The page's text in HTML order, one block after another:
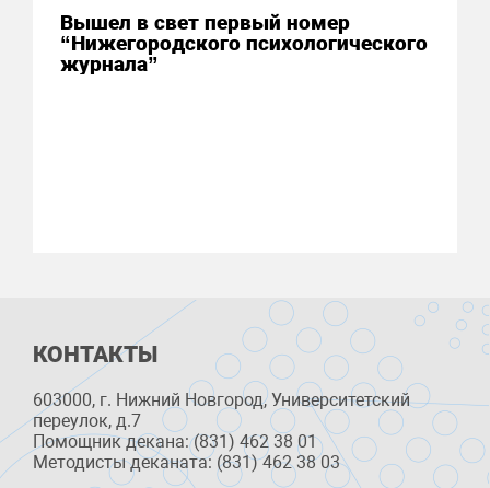
Вышел в свет первый номер
“Нижегородского психологического
журнала”
КОНТАКТЫ
603000, г. Нижний Новгород, Университетский
переулок, д.7
Помощник декана: (831) 462 38 01
Методисты деканата: (831) 462 38 03